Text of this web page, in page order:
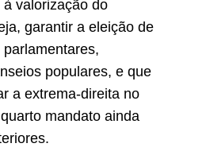
valorização do
garantir a eleição de
populares, e que
a extrema-direita no
mandato ainda